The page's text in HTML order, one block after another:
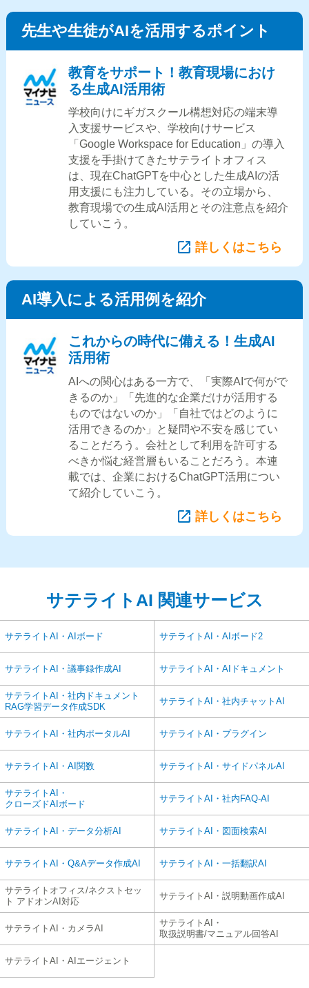
先生や生徒がAIを活用するポイント
教育をサポート！教育現場におけ
る生成AI活用術
学校向けにギガスクール構想対応の端末導
入支援サービスや、学校向けサービス
「Google Workspace for Education」の導入
支援を手掛けてきたサテライトオフィス
は、現在ChatGPTを中心とした生成AIの活
用支援にも注力している。その立場から、
教育現場での生成AI活用とその注意点を紹介
していこう。
詳しくはこちら
AI導入による活用例を紹介
これからの時代に備える！生成AI
活用術
AIへの関心はある一方で、「実際AIで何がで
きるのか」「先進的な企業だけが活用する
ものではないのか」「自社ではどのように
活用できるのか」と疑問や不安を感じてい
ることだろう。会社として利用を許可する
べきか悩む経営層もいることだろう。本連
載では、企業におけるChatGPT活用につい
て紹介していこう。
詳しくはこちら
サテライトAI 関連サービス
サテライトAI・AIボード サテライトAI・AIボード2
サテライトAI・議事録作成AI サテライトAI・AIドキュメント
サテライトAI・社内ドキュメント
RAG学習データ作成SDK
サテライトAI・社内チャットAI
サテライトAI・社内ポータルAI サテライトAI・プラグイン
サテライトAI・AI関数 サテライトAI・サイドパネルAI
サテライトAI・
クローズドAIボード
サテライトAI・社内FAQ-AI
サテライトAI・データ分析AI サテライトAI・図面検索AI
サテライトAI・Q&Aデータ作成AI サテライトAI・一括翻訳AI
サテライトオフィス/ネクストセッ
ト アドオンAI対応
サテライトAI・説明動画作成AI
サテライトAI・カメラAI
サテライトAI・
取扱説明書/マニュアル回答AI
サテライトAI・AIエージェント